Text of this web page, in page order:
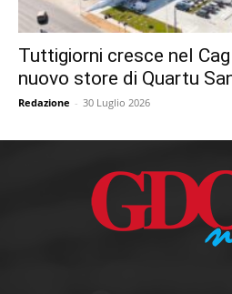
Tuttigiorni cresce nel
nuovo store di Quartu
Redazione - 30 Luglio 2026